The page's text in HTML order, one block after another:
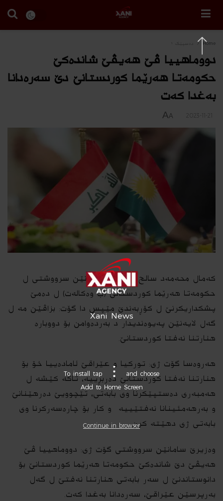
Home دەسپێک ١
دووماهییا ڤێ هه‌یڤێ شانده‌كێ
حكومەتا هەرێما كوردستانێ دێ سەره‌دانا
بەغدا كه‌ت
A
A
كەمال محەمەد سالح، وەزیرێ سامانێن سرووشتی ل
حكومەتا هەرێما كوردستانێ (ب وەكالەت) ل ده‌مێ
پشكداریكرنێ ل كۆڕبەندێ مێپس دا گۆت: بزاڤێن مه‌ ل
گه‌ل لایەنێن پەیوەندیدار د بەردەوامن بۆ دووبارە
هنارتنا نەفتا كوردستانێ.
هەروەسا گۆت ژی: توركیا و عێراقێ ئامادەییا خۆ بۆ
هنارتنا نەفتا كوردستانێ دەربڕییە، تاكە كێشە ل
هه‌مبه‌ری دەستپێكرنا وی بابه‌تی، تێچوویێ دەر‌هێنانێ
و بەرهەمئینانا نەفتێییە و كار بۆ چارەسەركرنا وی
بابه‌تی ژی دهێته‌ كرن.
وەزیرێ سامانێن سرووشتی گۆت ژی: دووماهییا ڤێ
هه‌یڤێ دێ شانده‌كێ حكومەتا هەرێما كوردستانێ بۆ
دانوستاندنێ ل سه‌ر بابه‌تی هنارتنا نەفتێ ل گەل
بەرپرسێن عێراقێ، سەره‌دانا بەغدا كه‌ت.
Xani News
To install tap
and choose
Add to Home Screen
Continue in browser